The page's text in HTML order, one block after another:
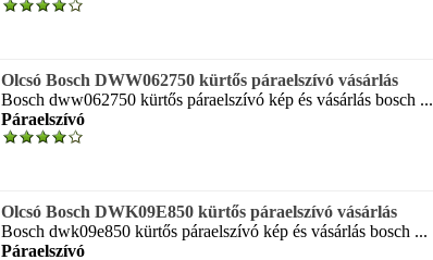
Olcsó Bosch DWW062750 kürtős páraelszívó vásárlás
Bosch dww062750 kürtős páraelszívó kép és vásárlás bosch ...
Páraelszívó
Olcsó Bosch DWK09E850 kürtős páraelszívó vásárlás
Bosch dwk09e850 kürtős páraelszívó kép és vásárlás bosch ...
Páraelszívó